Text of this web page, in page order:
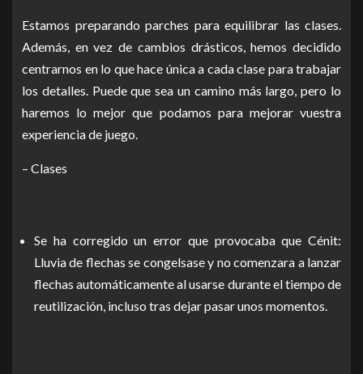
Estamos preparando parches para equilibrar las clases.
Además, en vez de cambios drásticos, hemos decidido
centrarnos en lo que hace única a cada clase para trabajar
los detalles. Puede que sea un camino más largo, pero lo
haremos lo mejor que podamos para mejorar vuestra
experiencia de juego.
– Clases
Se ha corregido un error que provocaba que Cénit:
Lluvia de flechas se congelsase y no comenzara a lanzar
flechas automáticamente al usarse durante el tiempo de
reutilización, incluso tras dejar pasar unos momentos.